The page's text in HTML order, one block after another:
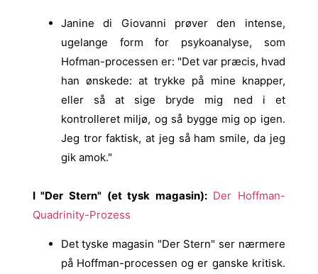
Janine di Giovanni prøver den intense,
ugelange form for psykoanalyse, som
Hofman-processen er: "Det var præcis, hvad
han ønskede: at trykke på mine knapper,
eller så at sige bryde mig ned i et
kontrolleret miljø, og så bygge mig op igen.
Jeg tror faktisk, at jeg så ham smile, da jeg
gik amok."
I "Der Stern" (et tysk magasin): Der Hoffman-
Quadrinity-Prozess
Det tyske magasin "Der Stern" ser nærmere
på Hoffman-processen og er ganske kritisk.